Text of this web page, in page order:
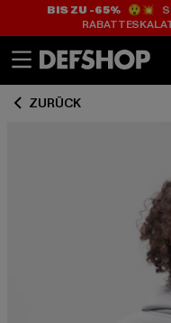
BIS ZU -65%😲💥
ZURÜCK